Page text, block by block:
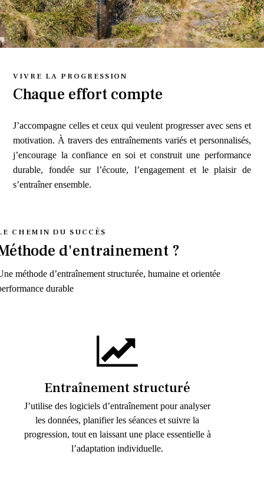
VIVRE LA PROGRESSION
Chaque effort compte
J’accompagne celles et ceux qui veulent progresser avec sens et
motivation. À travers des entraînements variés et personnalisés,
j’encourage la confiance en soi et construit une performance
durable, fondée sur l’écoute, l’engagement et le plaisir de
s’entraîner ensemble.
CHEMIN DU SUCCÈS
d'entrainement ?
méthode d’entraînement structurée, humaine et orientée
durable
Entraînement structuré
J’utilise des logiciels d’entraînement pour analyser
les données, planifier les séances et suivre la
progression, tout en laissant une place essentielle à
l’adaptation individuelle.